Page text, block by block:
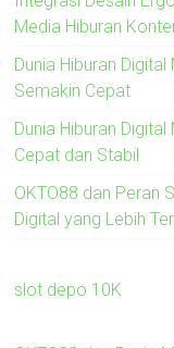
Media Hiburan
Dunia Hiburan
Semakin Cepat
Dunia Hiburan
Cepat dan Stabil
OKTO88 dan Peran
Digital yang Lebih
slot depo 10K